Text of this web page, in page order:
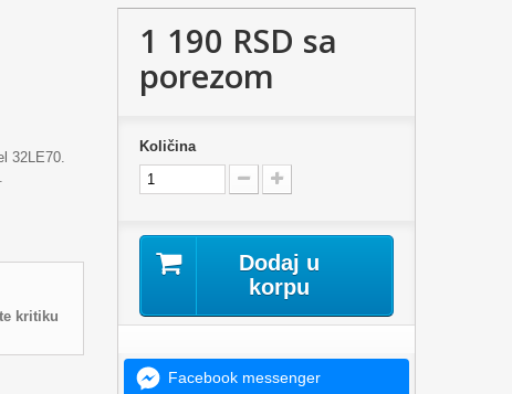
32LE70.
kritiku
1 190 RSD sa
porezom
Količina
Dodaj u
korpu
Facebook messenger